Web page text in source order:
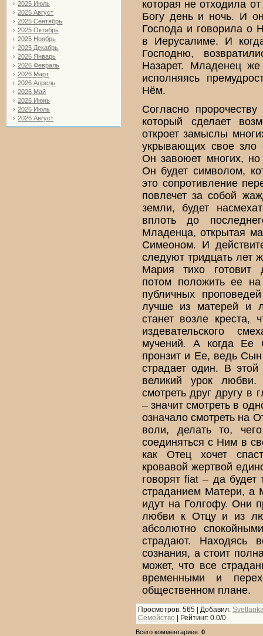
2025 Июль
2025 Август
2025 Сентябрь
2025 Октябрь
2025 Ноябрь
2025 Декабрь
2026 Январь
2026 Февраль
2026 Март
2026 Апрель
2026 Май
2026 Июнь
2026 Июль
2026 Август
которая не отходила
Богу день и ночь. И
Господа и говорила о
в Иерусалиме. И
Господню,
Назарет. Младенец
исполняясь
Нём.
Согласно
который сделает
откроет замыслы
укрывающих свое зло
Он завоюет многих, но
Он будет символом,
это сопротивление
повлечет за собой
земли, будет
вплоть до
Младенца, открытая
Симеоном. И
следуют тридцать лет
Мария тихо готовит
потом положить ее
публичных
лучше из матерей и
станет возле креста,
издевательского
мучений. А когда Ее
пронзит и Ее, ведь Сын
страдает один. В
великий урок
смотреть друг другу в
– значит смотреть в
означало смотреть на
воли, делать то,
соединяться с Ним в
как Отец хочет
кровавой жертвой
говорят fiat – да
страданием Матери,
идут на Голгофу. Они
любви к Отцу и из
абсолютно
страдают. Находясь
сознания, а стоит
может, что все
временными и
общественном плане.
Просмотров: 565 | Добавил:
Семейство | Рейтинг: 0.0/0
Всего комментариев: 0